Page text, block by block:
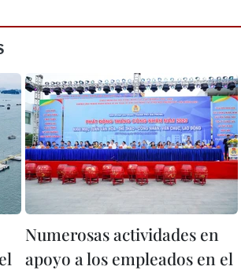
Numerosas actividades en
apoyo a los empleados en el